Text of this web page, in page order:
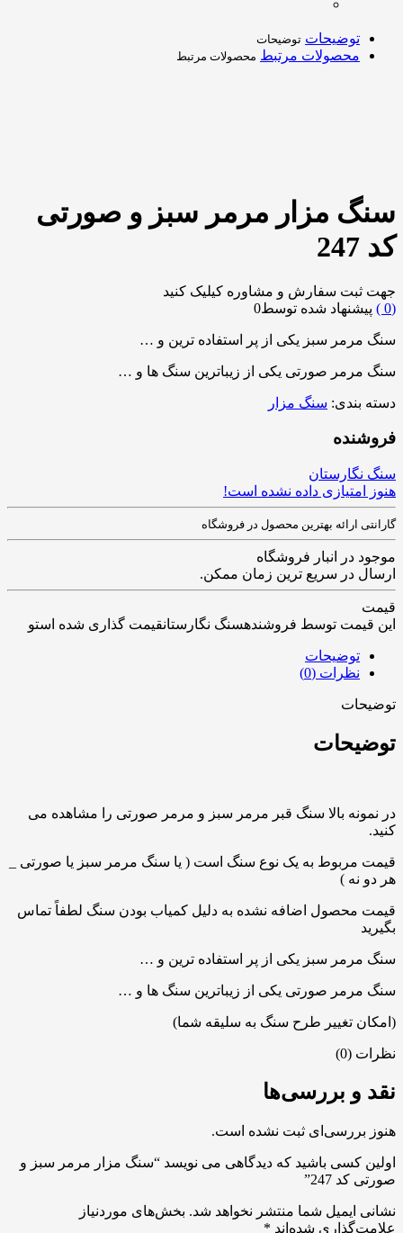
توضیحات توضیحات
محصولات مرتبط محصولات مرتبط
سنگ مزار مرمر سبز و صورتی
کد 247
جهت ثبت سفارش و مشاوره کیلیک کنید
0
) پیشنهاد شده توسط0
سنگ مرمر سبز یکی از پر استفاده ترین و …
سنگ مرمر صورتی یکی از زیباترین سنگ ها و …
دسته بندی: سنگ مزار
فروشنده
سنگ نگارستان
هنوز امتیازی داده نشده است!
گارانتی ارائه بهترین محصول در فروشگاه
موجود در انبار فروشگاه
ارسال در سریع ترین زمان ممکن.
قیمت
این قیمت توسط فروشندهسنگ نگارستانقیمت گذاری شده استو
توضیحات
نظرات (0)
توضیحات
توضیحات
در نمونه بالا سنگ قبر مرمر سبز و مرمر صورتی را مشاهده می
کنید.
قیمت مربوط به یک نوع سنگ است ( یا سنگ مرمر سبز یا صورتی _
هر دو نه )
قیمت محصول اضافه نشده به دلیل کمیاب بودن سنگ لطفاً تماس
بگیرید
سنگ مرمر سبز یکی از پر استفاده ترین و …
سنگ مرمر صورتی یکی از زیباترین سنگ ها و …
(امکان تغییر طرح سنگ به سلیقه شما)
نظرات (0)
نقد و بررسی‌ها
هنوز بررسی‌ای ثبت نشده است.
اولین کسی باشید که دیدگاهی می نویسد “سنگ مزار مرمر سبز و
صورتی کد 247”
نشانی ایمیل شما منتشر نخواهد شد. بخش‌های موردنیاز
علامت‌گذاری شده‌اند *